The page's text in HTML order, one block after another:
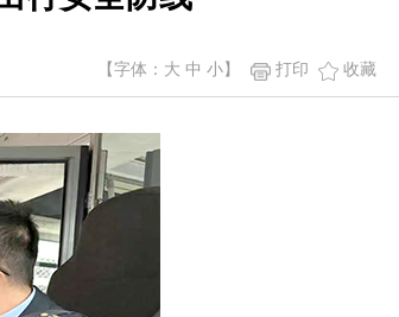
【字体： 大 中 小 】 打印 收藏